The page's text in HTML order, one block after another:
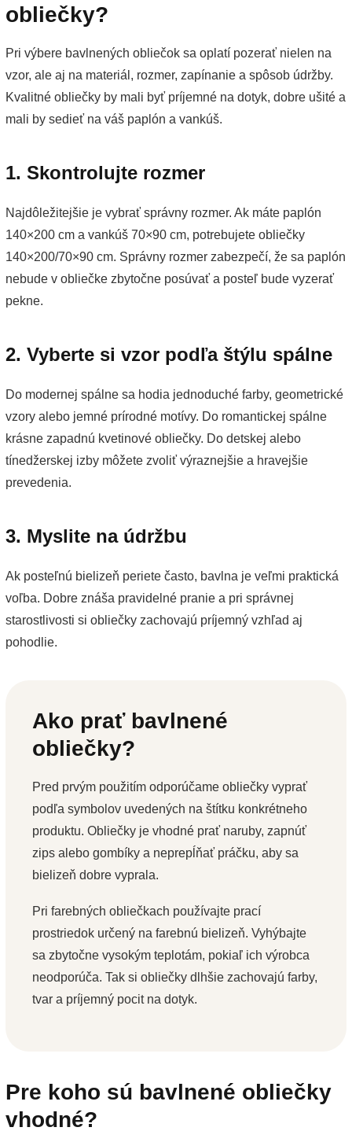
obliečky?
Pri výbere bavlnených obliečok sa oplatí pozerať nielen na
vzor, ale aj na materiál, rozmer, zapínanie a spôsob údržby.
Kvalitné obliečky by mali byť príjemné na dotyk, dobre ušité a
mali by sedieť na váš paplón a vankúš.
1. Skontrolujte rozmer
Najdôležitejšie je vybrať správny rozmer. Ak máte paplón
140×200 cm a vankúš 70×90 cm, potrebujete obliečky
140×200/70×90 cm. Správny rozmer zabezpečí, že sa paplón
nebude v obliečke zbytočne posúvať a posteľ bude vyzerať
pekne.
2. Vyberte si vzor podľa štýlu spálne
Do modernej spálne sa hodia jednoduché farby, geometrické
vzory alebo jemné prírodné motívy. Do romantickej spálne
krásne zapadnú kvetinové obliečky. Do detskej alebo
tínedžerskej izby môžete zvoliť výraznejšie a hravejšie
prevedenia.
3. Myslite na údržbu
Ak posteľnú bielizeň periete často, bavlna je veľmi praktická
voľba. Dobre znáša pravidelné pranie a pri správnej
starostlivosti si obliečky zachovajú príjemný vzhľad aj
pohodlie.
Ako prať bavlnené
obliečky?
Pred prvým použitím odporúčame obliečky vyprať
podľa symbolov uvedených na štítku konkrétneho
produktu. Obliečky je vhodné prať naruby, zapnúť
zips alebo gombíky a neprepĺňať práčku, aby sa
bielizeň dobre vyprala.
Pri farebných obliečkach používajte prací
prostriedok určený na farebnú bielizeň. Vyhýbajte
sa zbytočne vysokým teplotám, pokiaľ ich výrobca
neodporúča. Tak si obliečky dlhšie zachovajú farby,
tvar a príjemný pocit na dotyk.
Pre koho sú bavlnené obliečky
vhodné?